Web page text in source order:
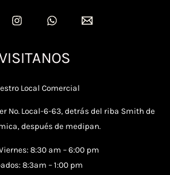
Local Comercial
No. Local-6-63, detrás del riba Smith de
después de medipan.
8:30 am – 6:00 pm
8:3am – 1:00 pm